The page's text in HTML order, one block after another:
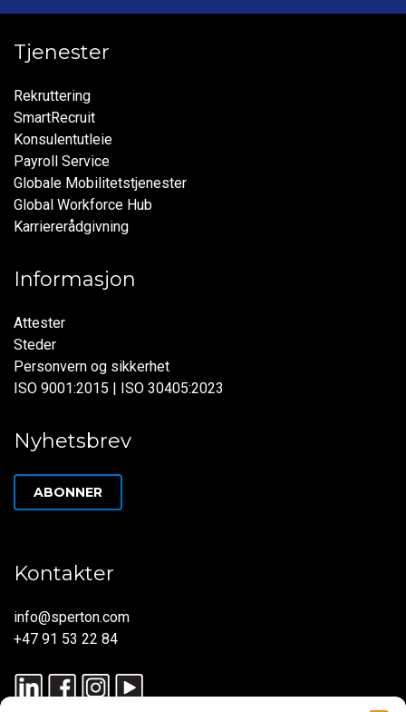
Tjenester
Rekruttering
SmartRecruit
Konsulentutleie
Payroll Service
Globale Mobilitetstjenester
Global Workforce Hub
Karriererådgivning
Informasjon
Attester
Steder
Personvern og sikkerhet
ISO 9001:2015 | ISO 30405:2023
Nyhetsbrev
ABONNER
Kontakter
info@sperton.com
+47 91 53 22 84